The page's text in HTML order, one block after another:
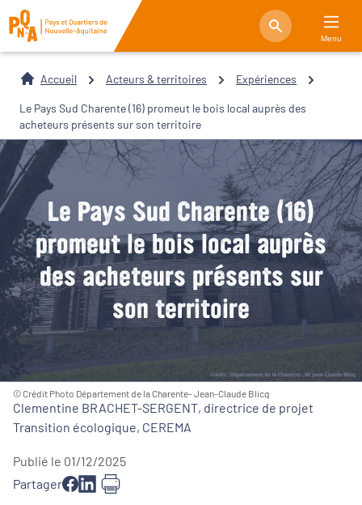
Menu
Accueil Acteurs & territoires Expériences
Le Pays Sud Charente (16) promeut le bois local auprès des
acheteurs présents sur son territoire
Le Pays Sud Charente (16)
promeut le bois local auprès
des acheteurs présents sur
son territoire
© Crédit Photo Département de la Charente- Jean-Claude Blicq
Clementine BRACHET-SERGENT, directrice de projet
Transition écologique, CEREMA
Publié le 01/12/2025
Partager